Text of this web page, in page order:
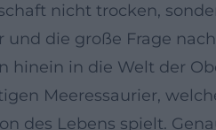
nicht trocken,
und die große Frage
hinein in die Welt der
Meeressaurier,
des Lebens spielt.